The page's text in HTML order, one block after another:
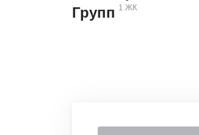
Групп 1 ЖК